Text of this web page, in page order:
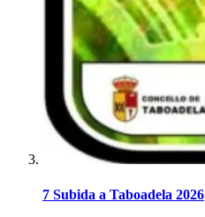
7 Subida a Taboadela 2026